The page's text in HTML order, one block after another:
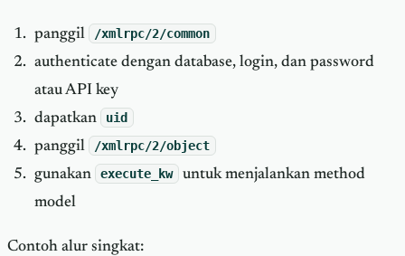
panggil /xmlrpc/2/common
authenticate dengan database, login, dan password
atau API key
dapatkan
uid
panggil /xmlrpc/2/object
gunakan execute_kw
untuk menjalankan method
model
Contoh alur singkat: